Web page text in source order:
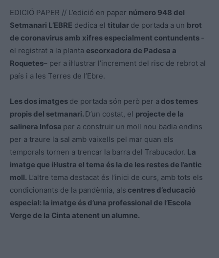
EDICIÓ PAPER // L’edició en paper número 948 del
Setmanari L’EBRE dedica el titular de portada a un brot
de coronavirus amb xifres especialment contundents -
el registrat a la planta escorxadora de Padesa a
Roquetes– per a il·lustrar l’increment del risc de rebrot al
país i a les Terres de l’Ebre.
Les dos imatges de portada són però per a dos temes
propis del setmanari. D’un costat, el projecte de la
salinera Infosa per a construir un moll nou badia endins
per a traure la sal amb vaixells pel mar quan els
temporals tornen a trencar la barra del Trabucador. La
imatge que il·lustra el tema és la de les restes de l’antic
moll. L’altre tema destacat és l’inici de curs, amb tots els
condicionants de la pandèmia, als centres d’educació
especial: la imatge és d’una professional de l’Escola
Verge de la Cinta atenent un alumne.